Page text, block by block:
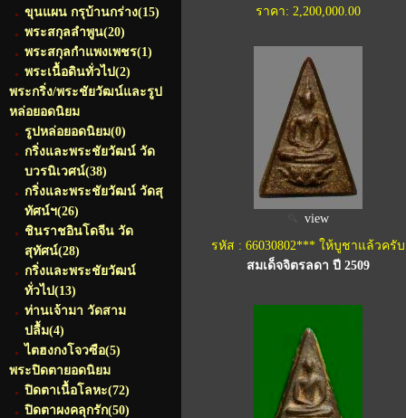
ขุนแผน กรุบ้านกร่าง(15)
พระสกุลลำพูน(20)
พระสกุลกำแพงเพชร(1)
พระเนื้อดินทั่วไป(2)
พระกริ่ง/พระชัยวัฒน์และรูป
หล่อยอดนิยม
รูปหล่อยอดนิยม(0)
กริ่งและพระชัยวัฒน์ วัด
บวรนิเวศน์(38)
กริ่งและพระชัยวัฒน์ วัดสุ
ทัศน์ฯ(26)
ชินราชอินโดจีน วัด
สุทัศน์(28)
กริ่งและพระชัยวัฒน์
ทั่วไป(13)
ท่านเจ้ามา วัดสาม
ปลื้ม(4)
ไตฮงกงโจวซือ(5)
พระปิดตายอดนิยม
ปิดตาเนื้อโลหะ(72)
ปิดตาผงคลุกรัก(50)
ราคา: 2,200,000.00
view
รหัส : 66030802*** ให้บูชาแล้วครับ
สมเด็จจิตรลดา ปี 2509